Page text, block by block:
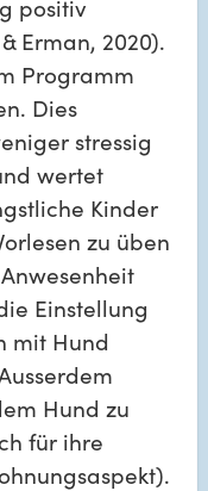
positiv
Erman, 2020).
Programm
Dies
stressig
wertet
Kinder
zu üben
Einstellung
mit Hund
Hund zu
für ihre